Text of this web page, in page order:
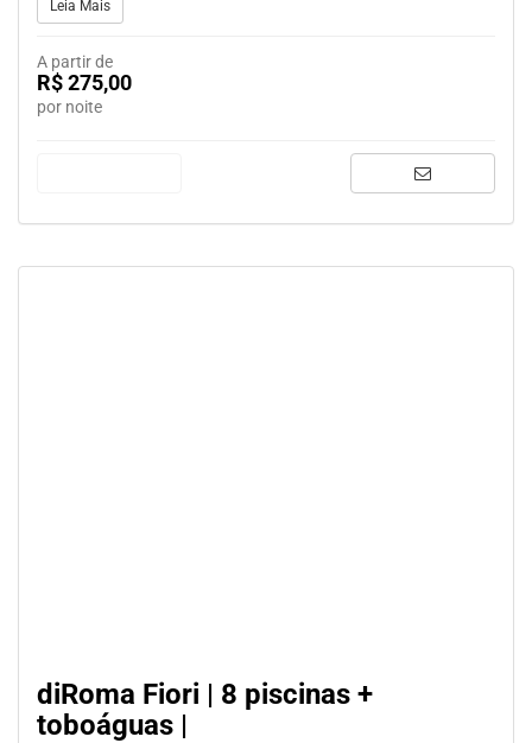
Leia Mais
A partir de
R$ 275,00
por noite
diRoma Fiori | 8 piscinas +
toboáguas |